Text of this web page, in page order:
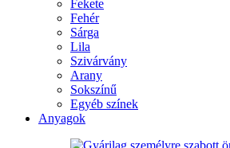
Fekete
Fehér
Sárga
Lila
Szivárvány
Arany
Sokszínű
Egyéb színek
Anyagok